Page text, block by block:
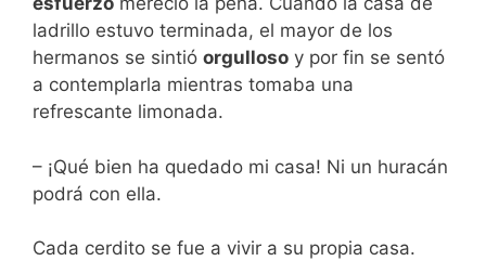
ladrillo estuvo terminada, el mayor de los
hermanos se sintió orgulloso y por fin se sentó
a contemplarla mientras tomaba una
refrescante limonada.
– ¡Qué bien ha quedado mi casa! Ni un huracán
podrá con ella.
Cada cerdito se fue a vivir a su propia casa.